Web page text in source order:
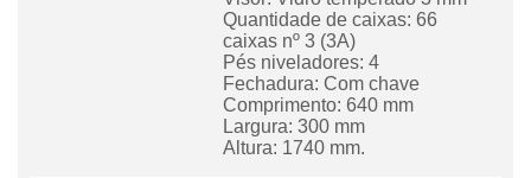
Quantidade de caixas: 66
caixas nº 3 (3A)
Pés niveladores: 4
Fechadura: Com chave
Comprimento: 640 mm
Largura: 300 mm
Altura: 1740 mm.